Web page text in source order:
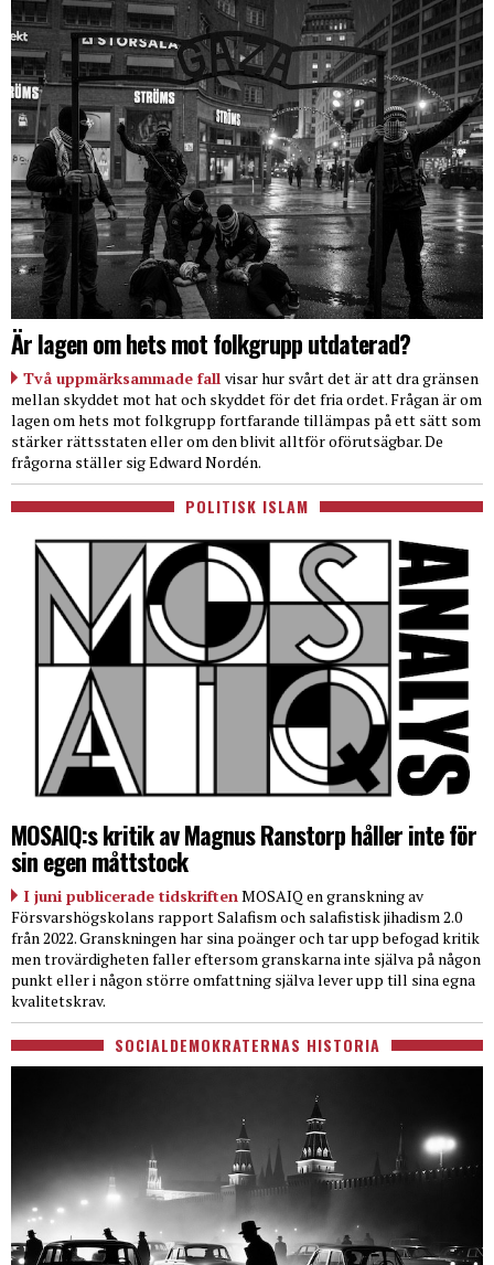
Är lagen om hets mot folkgrupp utdaterad?
Två uppmärksammade fall visar hur svårt det är att dra gränsen
mellan skyddet mot hat och skyddet för det fria ordet. Frågan är om
lagen om hets mot folkgrupp fortfarande tillämpas på ett sätt som
stärker rättsstaten eller om den blivit alltför oförutsägbar. De
frågorna ställer sig Edward Nordén.
POLITISK ISLAM
MOSAIQ:s kritik av Magnus Ranstorp håller inte för
sin egen måttstock
I juni publicerade tidskriften MOSAIQ en granskning av
Försvarshögskolans rapport Salafism och salafistisk jihadism 2.0
från 2022. Granskningen har sina poänger och tar upp befogad kritik
men trovärdigheten faller eftersom granskarna inte själva på någon
punkt eller i någon större omfattning själva lever upp till sina egna
kvalitetskrav.
SOCIALDEMOKRATERNAS HISTORIA